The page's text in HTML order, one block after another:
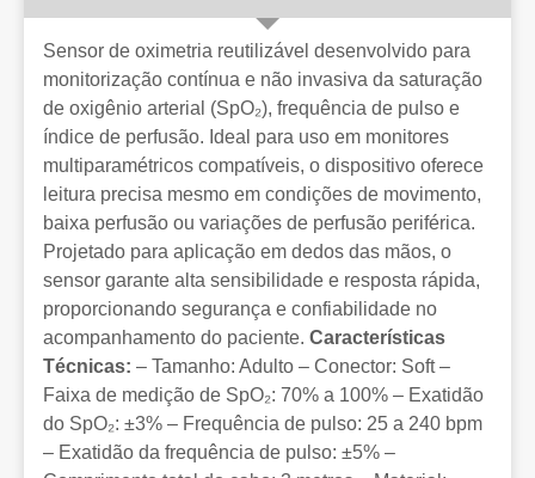
Sensor de oximetria reutilizável desenvolvido para
monitorização contínua e não invasiva da saturação
de oxigênio arterial (SpO₂), frequência de pulso e
índice de perfusão. Ideal para uso em monitores
multiparamétricos compatíveis, o dispositivo oferece
leitura precisa mesmo em condições de movimento,
baixa perfusão ou variações de perfusão periférica.
Projetado para aplicação em dedos das mãos, o
sensor garante alta sensibilidade e resposta rápida,
proporcionando segurança e confiabilidade no
acompanhamento do paciente. Características
Técnicas: – Tamanho: Adulto – Conector: Soft –
Faixa de medição de SpO₂: 70% a 100% – Exatidão
do SpO₂: ±3% – Frequência de pulso: 25 a 240 bpm
– Exatidão da frequência de pulso: ±5% –